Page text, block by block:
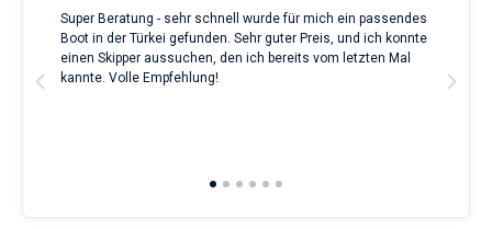
Super Beratung - sehr schnell wurde für mich ein passendes
Boot in der Türkei gefunden. Sehr guter Preis, und ich konnte
einen Skipper aussuchen, den ich bereits vom letzten Mal
kannte. Volle Empfehlung!